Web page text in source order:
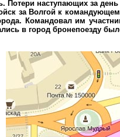
Потери наступающих за
за Волгой к
Командовал им
в город бронепоезду